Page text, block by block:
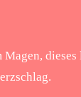
Magen,